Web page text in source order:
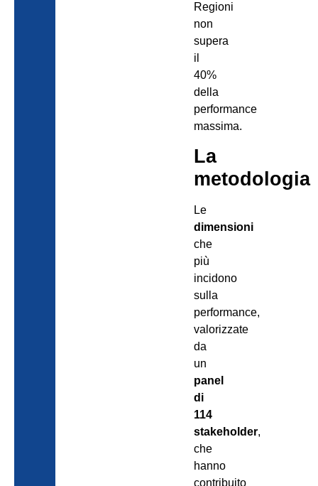
Regioni
non
supera
il
40%
della
performance
massima.
La
metodologia
Le
dimensioni
che
più
incidono
sulla
performance,
valorizzate
da
un
panel
di
114
stakeholder,
che
hanno
contribuito